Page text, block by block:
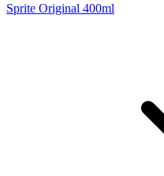
Sprite Original 400ml